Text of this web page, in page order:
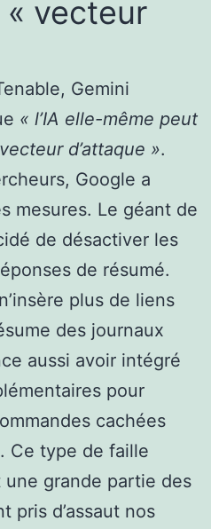
« vecteur
Gemini
« l’IA elle-même peut
d’attaque ».
Google a
mesures. Le géant de
de désactiver les
de résumé.
plus de liens
des journaux
aussi avoir intégré
pour
cachées
Ce type de faille
grande partie des
pris d’assaut nos